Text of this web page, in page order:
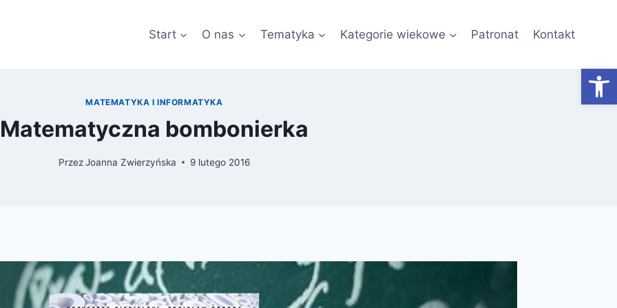
Start O nas Tematyka Kategorie wiekowe Patronat Kontakt
MATEMATYKA I INFORMATYKA
Matematyczna bombonierka
PrzezJoanna Zwierzyńska 9 lutego 2016